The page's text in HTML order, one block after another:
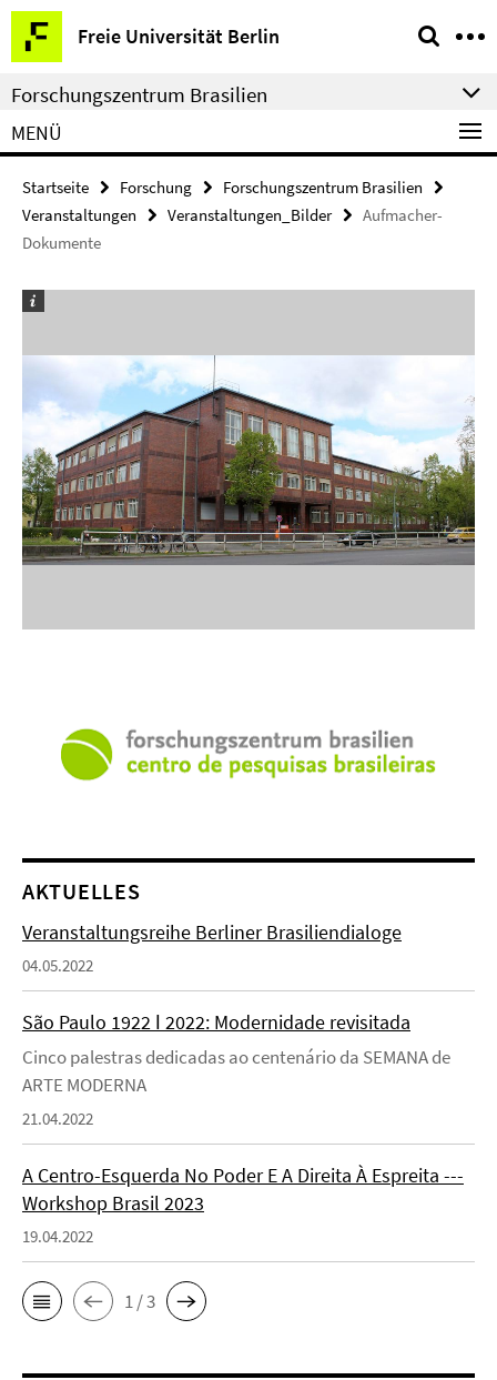
Springe
direkt
zu
Inhalt
Freie Universität Berlin
Service-
Navigation
Forschungszentrum Brasilien
MENÜ
Startseite Forschung
Forschungszentrum Brasilien
Veranstaltungen
Veranstaltungen_Bilder
Aufmacher-
Dokumente
AKTUELLES
Veranstaltungsreihe Berliner Brasiliendialoge
04.05.2022
São Paulo 1922 ǀ 2022: Modernidade revisitada
Cinco palestras dedicadas ao centenário da SEMANA de
ARTE MODERNA
21.04.2022
A Centro-Esquerda No Poder E A Direita À Espreita ---
Workshop Brasil 2023
19.04.2022
1 / 3